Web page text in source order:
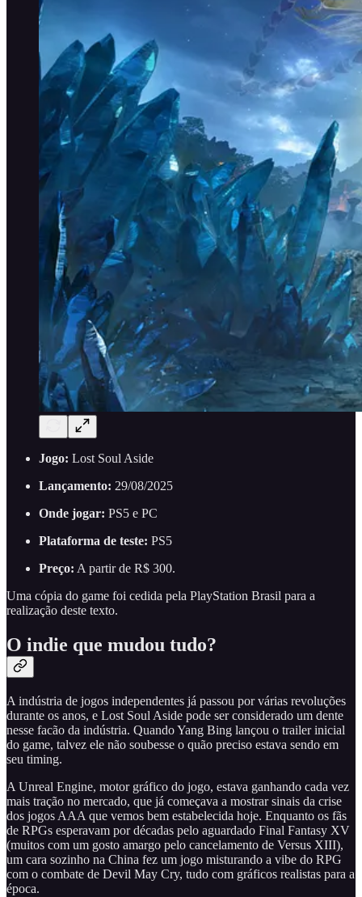
Jogo: Lost Soul Aside
Lançamento: 29/08/2025
Onde jogar: PS5 e PC
Plataforma de teste: PS5
Preço: A partir de R$ 300.
Uma cópia do game foi cedida pela PlayStation Brasil para a
realização deste texto.
O indie que mudou tudo?
A indústria de jogos independentes já passou por várias revoluções
durante os anos, e Lost Soul Aside pode ser considerado um dente
nesse facão da indústria. Quando Yang Bing lançou o trailer inicial
do game, talvez ele não soubesse o quão preciso estava sendo em
seu timing.
A Unreal Engine, motor gráfico do jogo, estava ganhando cada vez
mais tração no mercado, que já começava a mostrar sinais da crise
dos jogos AAA que vemos bem estabelecida hoje. Enquanto os fãs
de RPGs esperavam por décadas pelo aguardado Final Fantasy XV
(muitos com um gosto amargo pelo cancelamento de Versus XIII),
um cara sozinho na China fez um jogo misturando a vibe do RPG
com o combate de Devil May Cry, tudo com gráficos realistas para a
época.